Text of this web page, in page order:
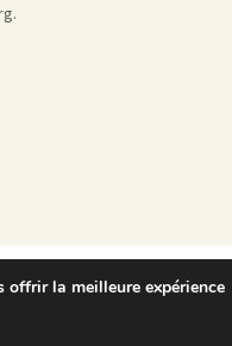
offrir la meilleure expérience